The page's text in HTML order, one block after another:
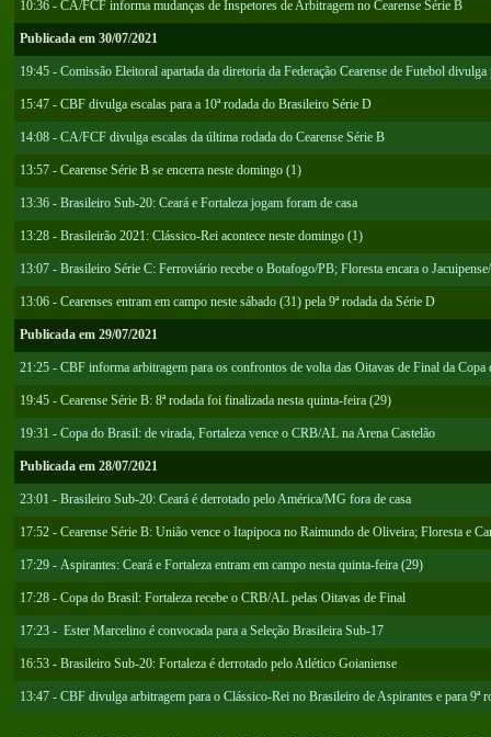
10:36 - CA/FCF informa mudanças de Inspetores de Arbitragem no Cearense Série B
Publicada em 30/07/2021
19:45 - Comissão Eleitoral apartada da diretoria da Federação Cearense de Futebol
15:47 - CBF divulga escalas para a 10ª rodada do Brasileiro Série D
14:08 - CA/FCF divulga escalas da última rodada do Cearense Série B
13:57 - Cearense Série B se encerra neste domingo (1)
13:36 - Brasileiro Sub-20: Ceará e Fortaleza jogam foram de casa
13:28 - Brasileirão 2021: Clássico-Rei acontece neste domingo (1)
13:07 - Brasileiro Série C: Ferroviário recebe o Botafogo/PB; Floresta encara o
13:06 - Cearenses entram em campo neste sábado (31) pela 9ª rodada da Série D
Publicada em 29/07/2021
21:25 - CBF informa arbitragem para os confrontos de volta das Oitavas de Final da Copa
19:45 - Cearense Série B: 8ª rodada foi finalizada nesta quinta-feira (29)
19:31 - Copa do Brasil: de virada, Fortaleza vence o CRB/AL na Arena Castelão
Publicada em 28/07/2021
23:01 - Brasileiro Sub-20: Ceará é derrotado pelo América/MG fora de casa
17:52 - Cearense Série B: União vence o Itapipoca no Raimundo de Oliveira; Floresta e
17:29 - Aspirantes: Ceará e Fortaleza entram em campo nesta quinta-feira (29)
17:28 - Copa do Brasil: Fortaleza recebe o CRB/AL pelas Oitavas de Final
17:23 - Ester Marcelino é convocada para a Seleção Brasileira Sub-17
16:53 - Brasileiro Sub-20: Fortaleza é derrotado pelo Atlético Goianiense
13:47 - CBF divulga arbitragem para o Clássico-Rei no Brasileiro de Aspirantes e para 9ª